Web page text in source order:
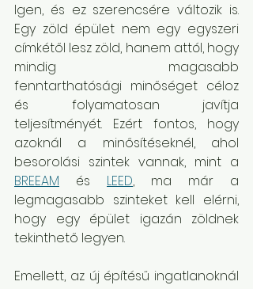
Igen, és ez szerencsére változik is.
Egy zöld épület nem egy egyszeri
címkétől lesz zöld, hanem attól, hogy
mindig magasabb
fenntarthatósági minőséget céloz
és folyamatosan javítja
teljesítményét. Ezért fontos, hogy
azoknál a minősítéseknél, ahol
BREEAM és LEED, ma már a
legmagasabb szinteket kell elérni,
hogy egy épület igazán zöldnek
tekinthető legyen.
Emellett, az új építésű ingatlanoknál